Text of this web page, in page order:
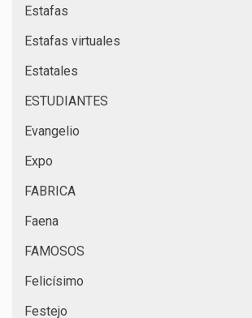
Estafas
Estafas virtuales
Estatales
ESTUDIANTES
Evangelio
Expo
FABRICA
Faena
FAMOSOS
Felicísimo
Festejo